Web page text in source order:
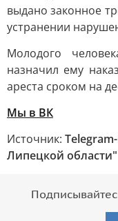
выдано законное
устранении
Молодого
назначил ему
ареста сроком на
Мы в ВК
Источник:
Липецкой области"